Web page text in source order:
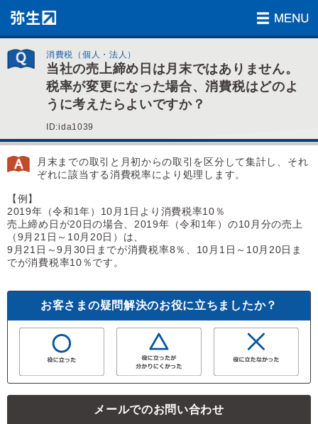
消費税（個人・法人）
当社の売上締め日は月末ではありません。
税率が変更になった場合、消費税はどのよ
うに考えたらよいですか？
ID:ida1039
月末までの取引と月初からの取引を区分して集計し、それ
ぞれに該当する消費税率により処理します。
【例】
2019年（令和1年）10月1日より消費税率10％
売上締め日が20日の場合、2019年（令和1年）の10月分の売上
（9月21日～10月20日）は、
9月21日～9月30日までが消費税率8％、10月1日～10月20日ま
でが消費税率10％です。
お客さまの疑問解決のお役に立ちましたか？
メールでのお問い合わせ